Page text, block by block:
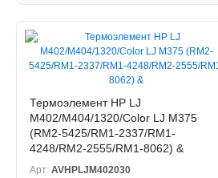
Термоэлемент HP LJ
M402/M404/1320/Color LJ M375
(RM2-5425/RM1-2337/RM1-
4248/RM2-2555/RM1-8062) &
Арт: AVHPLJM402030